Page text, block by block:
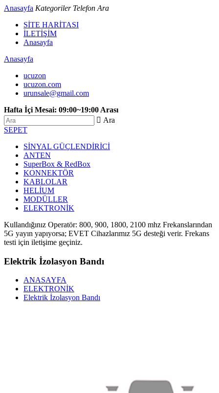
Anasayfa Kategoriler Telefon Ara
SİTE HARİTASI
İLETİŞİM
Anasayfa
Anasayfa
ucuzon
ucuzon.com
urunsale@gmail.com
Hafta İçi Mesai: 09:00~19:00 Arası
 Ara
SEPET
SİNYAL GÜÇLENDİRİCİ
ANTEN
SuperBox & RedBox
KONNEKTÖR
KABLOLAR
HELİUM
MODÜLLER
ELEKTRONİK
Kullandığınız Operatör: 800, 900, 1800, 2100 mhz Frekanslarından
5G yayın yapıyorsa; EVET Cihazlarımız 5G desteği verir. Frekans
testi için iletişime geçiniz.
Elektrik İzolasyon Bandı
ANASAYFA
ELEKTRONİK
Elektrik İzolasyon Bandı